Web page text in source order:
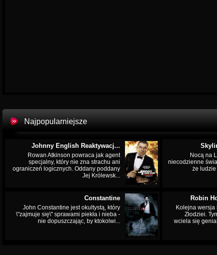
Najpopularniejsze
Johnny English Reaktywacj...
Rowan Atkinson powraca jak agent
specjalny, który nie zna strachu ani
ograniczeń logicznych. Oddany poddany
Jej Królewsk...
Nocą na
niecodzienne
że
Constantine
John Constantine jest okultystą, który
\"zajmuje się\" sprawami piekła i nieba -
nie dopuszczając, by ktokolwi...
Robin
Kolejna wersja
Złodziei.
wciela się